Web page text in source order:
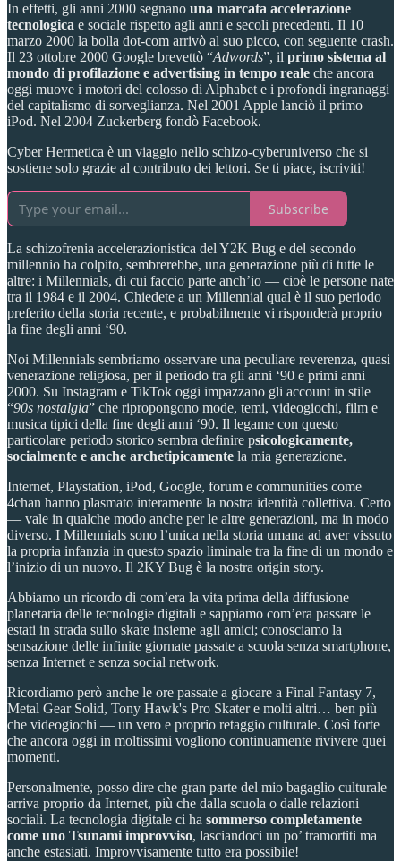
In effetti, gli anni 2000 segnano una marcata accelerazione
tecnologica e sociale rispetto agli anni e secoli precedenti. Il 10
marzo 2000 la bolla dot-com arrivò al suo picco, con seguente crash.
Il 23 ottobre 2000 Google brevettò “Adwords”, il primo sistema al
mondo di profilazione e advertising in tempo reale che ancora
oggi muove i motori del colosso di Alphabet e i profondi ingranaggi
del capitalismo di sorveglianza. Nel 2001 Apple lanciò il primo
iPod. Nel 2004 Zuckerberg fondò Facebook.
Cyber Hermetica è un viaggio nello schizo-cyberuniverso che si
sostiene solo grazie al contributo dei lettori. Se ti piace, iscriviti!
Subscribe
La schizofrenia accelerazionistica del Y2K Bug e del secondo
millennio ha colpito, sembrerebbe, una generazione più di tutte le
altre: i Millennials, di cui faccio parte anch’io — cioè le persone nate
tra il 1984 e il 2004. Chiedete a un Millennial qual è il suo periodo
preferito della storia recente, e probabilmente vi risponderà proprio
la fine degli anni ‘90.
Noi Millennials sembriamo osservare una peculiare reverenza, quasi
venerazione religiosa, per il periodo tra gli anni ‘90 e primi anni
2000. Su Instagram e TikTok oggi impazzano gli account in stile
“90s nostalgia” che ripropongono mode, temi, videogiochi, film e
musica tipici della fine degli anni ‘90. Il legame con questo
particolare periodo storico sembra definire psicologicamente,
socialmente e anche archetipicamente la mia generazione.
Internet, Playstation, iPod, Google, forum e communities come
4chan hanno plasmato interamente la nostra identità collettiva. Certo
— vale in qualche modo anche per le altre generazioni, ma in modo
diverso. I Millennials sono l’unica nella storia umana ad aver vissuto
la propria infanzia in questo spazio liminale tra la fine di un mondo e
l’inizio di un nuovo. Il 2KY Bug è la nostra origin story.
Abbiamo un ricordo di com’era la vita prima della diffusione
planetaria delle tecnologie digitali e sappiamo com’era passare le
estati in strada sullo skate insieme agli amici; conosciamo la
sensazione delle infinite giornate passate a scuola senza smartphone,
senza Internet e senza social network.
Ricordiamo però anche le ore passate a giocare a Final Fantasy 7,
Metal Gear Solid, Tony Hawk's Pro Skater e molti altri… ben più
che videogiochi — un vero e proprio retaggio culturale. Così forte
che ancora oggi in moltissimi vogliono continuamente rivivere quei
momenti.
Personalmente, posso dire che gran parte del mio bagaglio culturale
arriva proprio da Internet, più che dalla scuola o dalle relazioni
sociali. La tecnologia digitale ci ha sommerso completamente
come uno Tsunami improvviso, lasciandoci un po’ tramortiti ma
anche estasiati. Improvvisamente tutto era possibile!